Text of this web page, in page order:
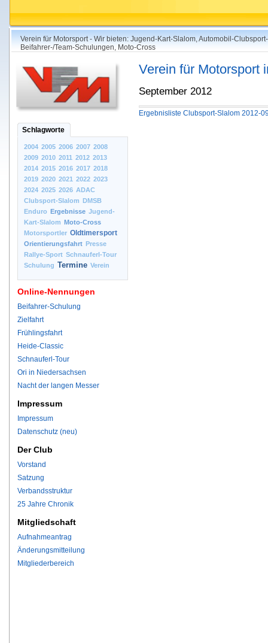
Verein für Motorsport - Wir bieten: Jugend-Kart-Slalom, Automobil-
Beifahrer-/Team-Schulungen, Moto-Cross
Schlagworte
2004 2005 2006 2007 2008
2009 2010 2011 2012 2013
2014 2015 2016 2017 2018
2019 2020 2021 2022 2023
2024 2025 2026 ADAC
Clubsport-Slalom DMSB
Enduro Ergebnisse Jugend-
Kart-Slalom Moto-Cross
Motorsportler Oldtimersport
Orientierungsfahrt Presse
Rallye-Sport Schnauferl-Tour
Schulung Termine Verein
Online-Nennungen
Beifahrer-Schulung
Zielfahrt
Frühlingsfahrt
Heide-Classic
Schnauferl-Tour
Ori in Niedersachsen
Nacht der langen Messer
Impressum
Impressum
Datenschutz (neu)
Der Club
Vorstand
Satzung
Verbandsstruktur
25 Jahre Chronik
Mitgliedschaft
Aufnahmeantrag
Änderungsmitteilung
Mitgliederbereich
Verein für Motorsport
September 2012
Ergebnisliste Clubsport-Slalom 2012-